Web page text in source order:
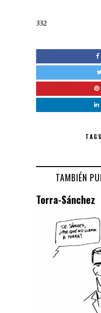
332
TAMBIÉN
Torra-Sánchez